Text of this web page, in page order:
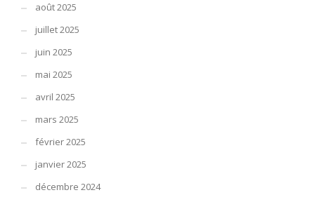
août 2025
juillet 2025
juin 2025
mai 2025
avril 2025
mars 2025
février 2025
janvier 2025
décembre 2024